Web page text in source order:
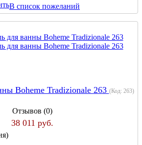
В список пожеланий
Boheme Tradizionale 263 (Код: 263)
Отзывов (0)
38 011 руб.